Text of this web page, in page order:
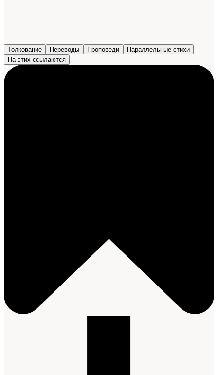
Толкование Переводы Проповеди
Параллельные стихи
На стих ссылаются